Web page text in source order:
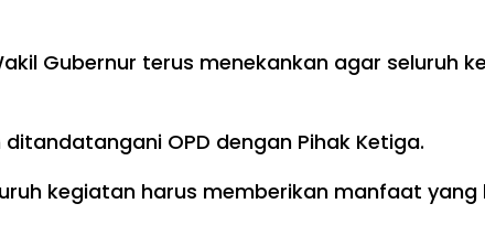
Gubernur terus menekankan agar seluruh
OPD dengan Pihak Ketiga.
kegiatan harus memberikan manfaat